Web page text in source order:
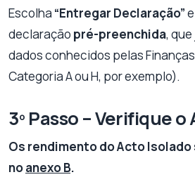
Escolha “Entregar Declaração”
declaração pré-preenchida,
dados conhecidos pelas
Categoria A ou H, por exemplo).
3º Passo – Verifique o
Os rendimento do Acto
noanexo B.